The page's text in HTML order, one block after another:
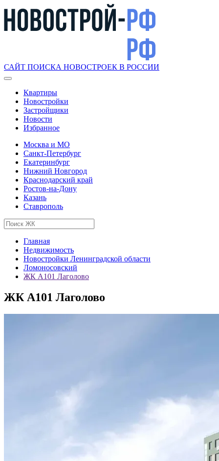
САЙТ ПОИСКА НОВОСТРОЕК В РОССИИ
Квартиры
Новостройки
Застройщики
Новости
Избранное
Москва и МО
Санкт-Петербург
Екатеринбург
Нижний Новгород
Краснодарский край
Ростов-на-Дону
Казань
Ставрополь
Главная
Недвижимость
Новостройки Ленинградской области
Ломоносовский
ЖК А101 Лаголово
ЖК А101 Лаголово